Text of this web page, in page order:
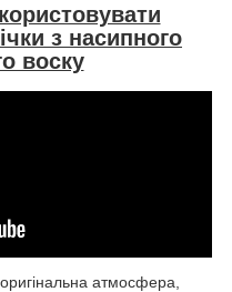
з насипного
воску
атмосфера,